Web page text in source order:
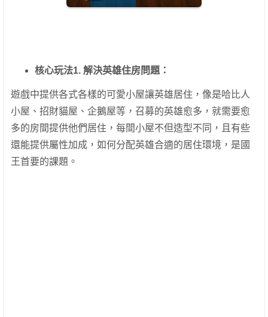
核心玩法1. 解決英雄住房問題：
遊戲中提供各式各樣的可愛小屋讓英雄居住，像是哈比人
小屋、招財貓屋、企鵝屋等，召募的英雄愈多，就需要愈
多的房間提供他們居住，每間小屋不但造型不同，且有些
還能提供屬性加成，如何分配英雄合適的居住環境，是國
王首要的課題。